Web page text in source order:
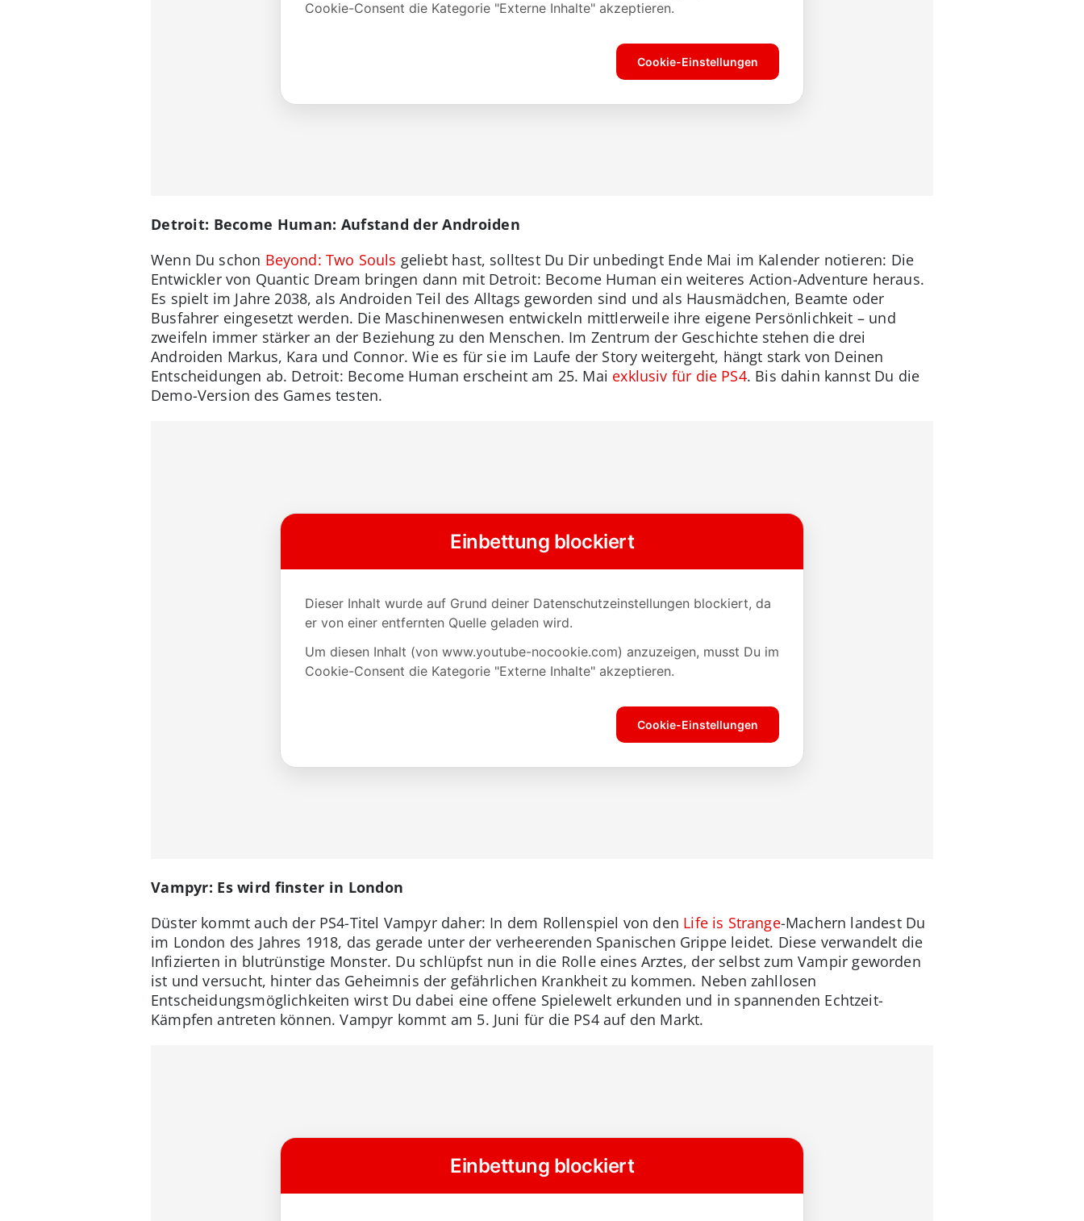
Detroit: Become Human: Aufstand der Androiden
Wenn Du schon Beyond: Two Souls geliebt hast, solltest Du Dir unbedingt Ende Mai im Kalender notieren: Die
Entwickler von Quantic Dream bringen dann mit Detroit: Become Human ein weiteres Action-Adventure heraus.
Es spielt im Jahre 2038, als Androiden Teil des Alltags geworden sind und als Hausmädchen, Beamte oder
Busfahrer eingesetzt werden. Die Maschinenwesen entwickeln mittlerweile ihre eigene Persönlichkeit – und
zweifeln immer stärker an der Beziehung zu den Menschen. Im Zentrum der Geschichte stehen die drei
Androiden Markus, Kara und Connor. Wie es für sie im Laufe der Story weitergeht, hängt stark von Deinen
Entscheidungen ab. Detroit: Become Human erscheint am 25. Mai exklusiv für die PS4. Bis dahin kannst Du die
Demo-Version des Games testen.
Vampyr: Es wird finster in London
Düster kommt auch der PS4-Titel Vampyr daher: In dem Rollenspiel von den Life is Strange-Machern landest Du
im London des Jahres 1918, das gerade unter der verheerenden Spanischen Grippe leidet. Diese verwandelt die
Infizierten in blutrünstige Monster. Du schlüpfst nun in die Rolle eines Arztes, der selbst zum Vampir geworden
ist und versucht, hinter das Geheimnis der gefährlichen Krankheit zu kommen. Neben zahllosen
Entscheidungsmöglichkeiten wirst Du dabei eine offene Spielewelt erkunden und in spannenden Echtzeit-
Kämpfen antreten können. Vampyr kommt am 5. Juni für die PS4 auf den Markt.